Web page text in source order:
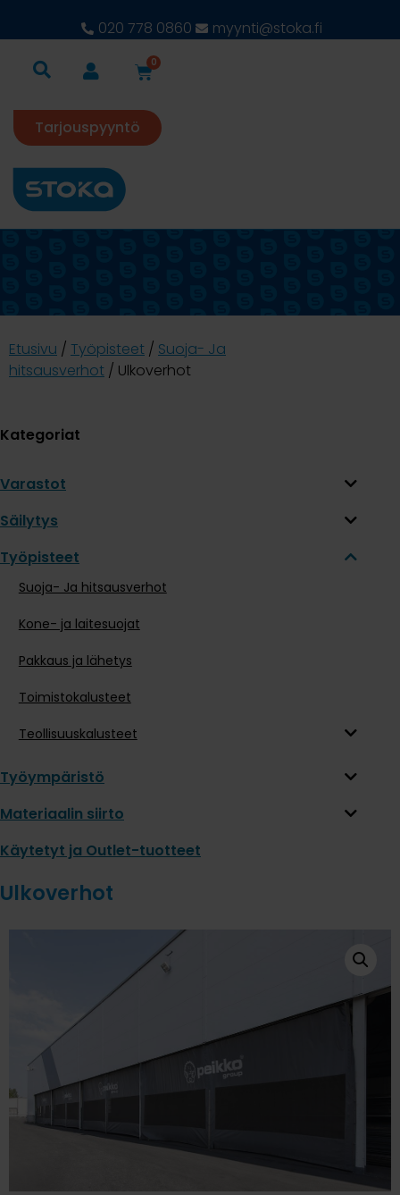
020 778 0860 myynti@stoka.fi
0
Tarjouspyyntö
Etusivu / Työpisteet / Suoja- Ja
hitsausverhot / Ulkoverhot
Kategoriat
Varastot
Säilytys
Työpisteet
Suoja- Ja hitsausverhot
Kone- ja laitesuojat
Pakkaus ja lähetys
Toimistokalusteet
Teollisuuskalusteet
Työympäristö
Materiaalin siirto
Käytetyt ja Outlet-tuotteet
Ulkoverhot